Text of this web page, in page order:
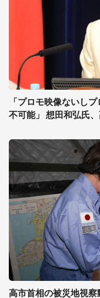
「プロモ映像ないし
不可能」 想田和弘氏
高市首相の被災地視